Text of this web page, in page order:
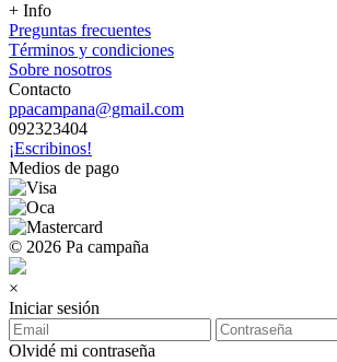
+ Info
Preguntas frecuentes
Términos y condiciones
Sobre nosotros
Contacto
ppacampana@gmail.com
092323404
¡Escribinos!
Medios de pago
© 2026 Pa campaña
×
Iniciar sesión
Olvidé mi contraseña